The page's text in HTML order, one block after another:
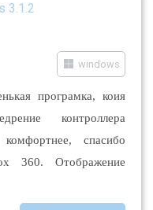
windows
програмка, коия
контроллера
спасибо
360. Отображение